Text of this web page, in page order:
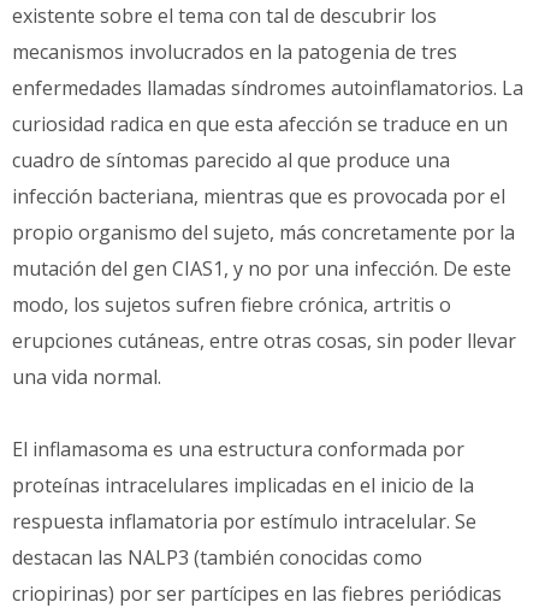
existente sobre el tema con tal de descubrir los
mecanismos involucrados en la patogenia de tres
enfermedades llamadas síndromes autoinflamatorios. La
curiosidad radica en que esta afección se traduce en un
cuadro de síntomas parecido al que produce una
infección bacteriana, mientras que es provocada por el
propio organismo del sujeto, más concretamente por la
mutación del gen CIAS1, y no por una infección. De este
modo, los sujetos sufren fiebre crónica, artritis o
erupciones cutáneas, entre otras cosas, sin poder llevar
una vida normal.
El inflamasoma es una estructura conformada por
proteínas intracelulares implicadas en el inicio de la
respuesta inflamatoria por estímulo intracelular. Se
destacan las NALP3 (también conocidas como
criopirinas) por ser partícipes en las fiebres periódicas